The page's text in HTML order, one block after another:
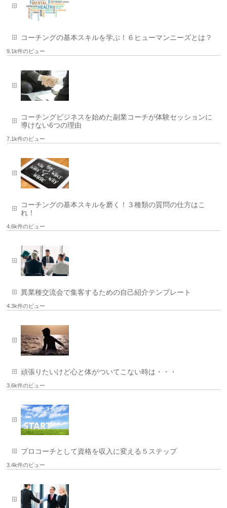
コーチングの基本スキルを学ぶ！６ヒューマンニーズとは？
9.1k件のビュー
コーチングビジネスを始めた副業コーチが体験セッションに
導けない6つの理由
7.1k件のビュー
コーチングの基本スキルを磨く！３種類の質問の仕方はこ
れ！
4.6k件のビュー
異業種交流会で集客するための自己紹介テンプレート
4.3k件のビュー
頑張りたいけど心と体がついてこない時は・・・
3.6k件のビュー
プロコーチとして資格を収入に変える５ステップ
3.4k件のビュー